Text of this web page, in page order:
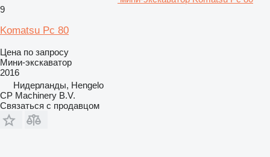
9
Komatsu Pc 80
Цена по запросу
Мини-экскаватор
2016
Нидерланды, Hengelo
CP Machinery B.V.
Связаться с продавцом